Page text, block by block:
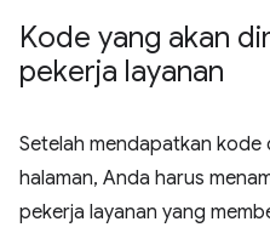
Kode yang akan
pekerja layanan
Setelah mendapatkan kode
halaman, Anda harus
pekerja layanan yang